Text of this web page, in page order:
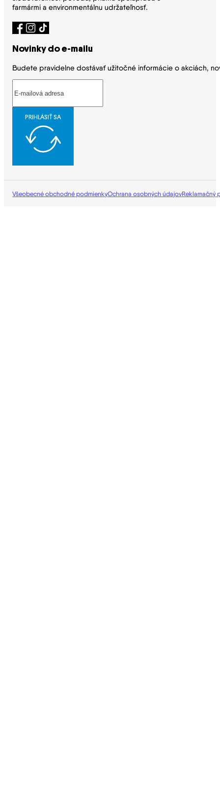
farmármi a environmentálnu udržateľnosť.
Novinky do e-mailu
Budete pravidelne dostávať užitočné informácie o akciách,
PRIHLÁSIŤ SA
Všeobecné obchodné podmienkyOchrana osobných údajovReklamačný